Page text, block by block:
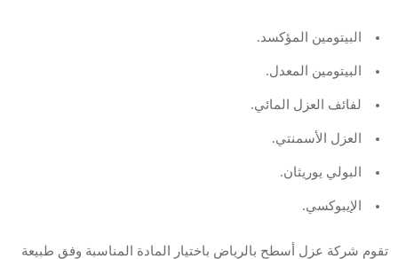
البيتومين المؤكسد.
البيتومين المعدل.
لفائف العزل المائي.
العزل الأسمنتي.
البولي يوريثان.
الإيبوكسي.
تقوم شركة عزل أسطح بالرياض باختيار المادة المناسبة وفق طبيعة